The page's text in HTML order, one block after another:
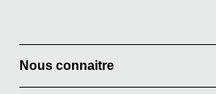
Nous connaitre